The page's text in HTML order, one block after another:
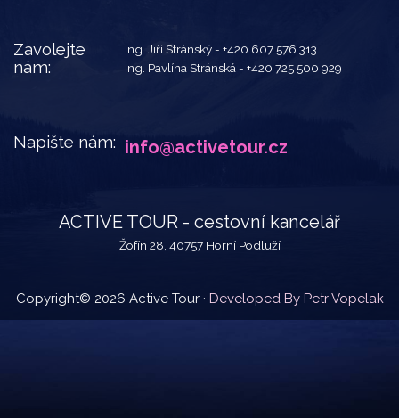
Zavolejte
nám:
Ing. Jiří Stránský -+420 607 576 313
Ing. Pavlína Stránská -+420 725 500 929
Napište nám: info@activetour.cz
ACTIVE TOUR - cestovní kancelář
Žofín 28, 40757 Horní Podluží
Copyright© 2026 Active Tour · Developed By Petr Vopelak